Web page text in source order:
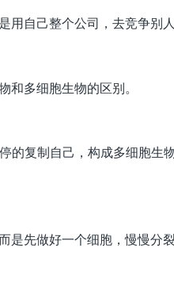
自己整个公司，去竞争别人
多细胞生物的区别。
的复制自己，构成多细胞生
是先做好一个细胞，慢慢分